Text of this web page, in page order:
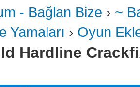
- Bağlan Bize › ~
Yamaları › Oyun
Hardline